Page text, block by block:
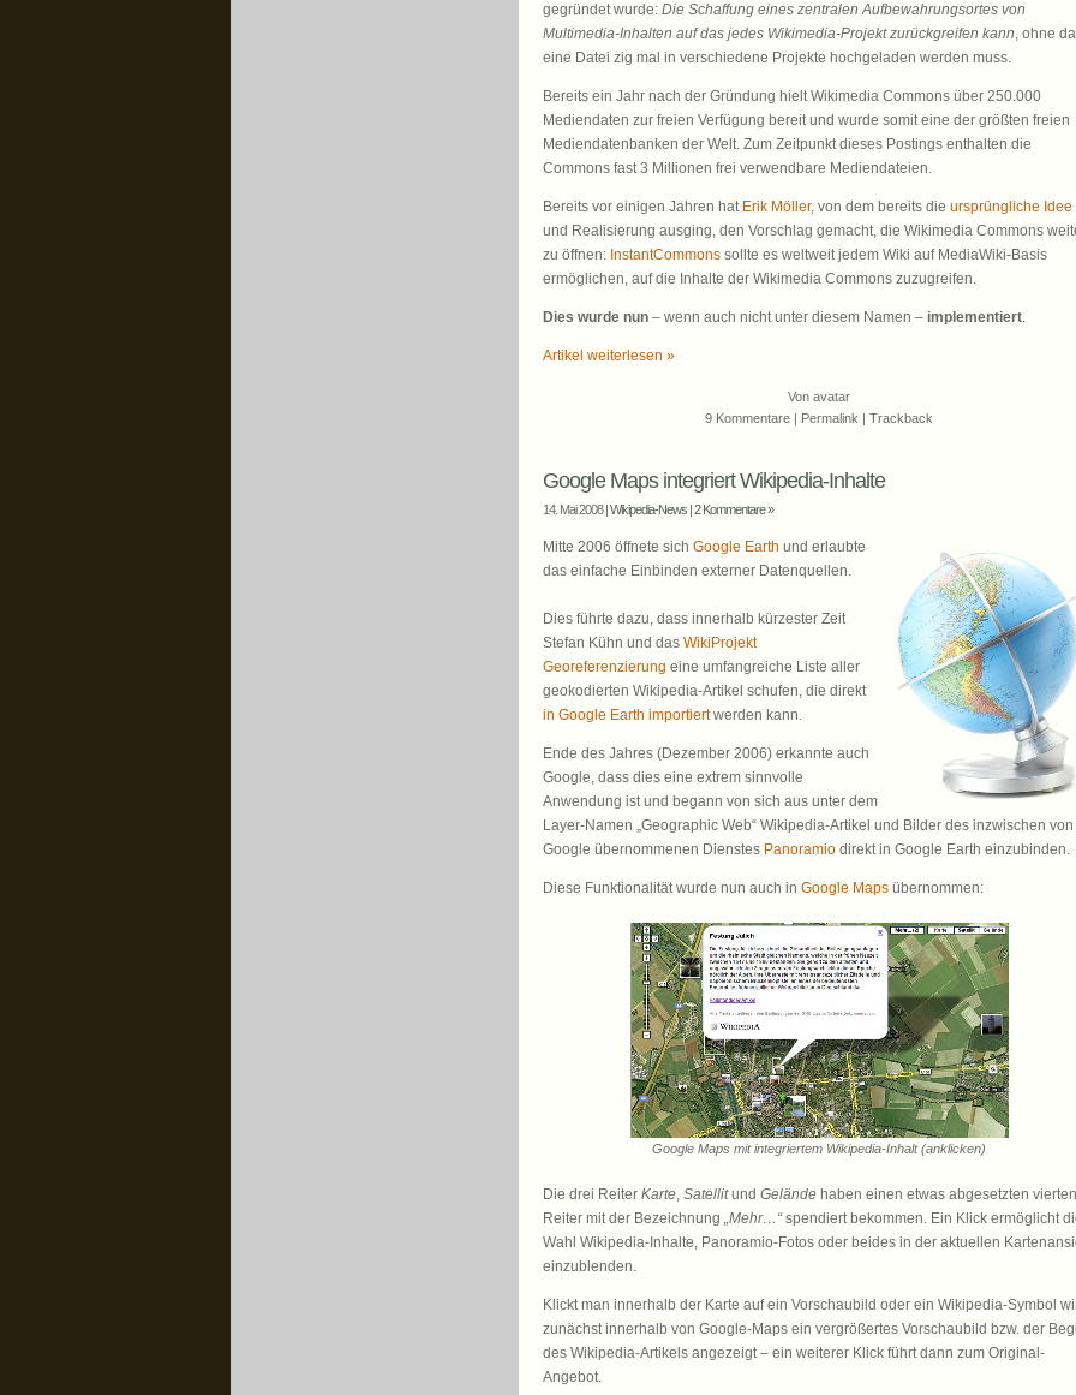
gegründet wurde: Die Schaffung eines zentralen Aufbewahrungsortes von
Multimedia-Inhalten auf das jedes Wikimedia-Projekt zurückgreifen kann, ohne
eine Datei zig mal in verschiedene Projekte hochgeladen werden muss.
Bereits ein Jahr nach der Gründung hielt Wikimedia Commons über 250.000
Mediendaten zur freien Verfügung bereit und wurde somit eine der größten freien
Mediendatenbanken der Welt. Zum Zeitpunkt dieses Postings enthalten die
Commons fast 3 Millionen frei verwendbare Mediendateien.
Bereits vor einigen Jahren hat Erik Möller, von dem bereits die ursprüngliche Idee
und Realisierung ausging, den Vorschlag gemacht, die Wikimedia Commons
zu öffnen: InstantCommons sollte es weltweit jedem Wiki auf MediaWiki-Basis
ermöglichen, auf die Inhalte der Wikimedia Commons zuzugreifen.
Dies wurde nun – wenn auch nicht unter diesem Namen – implementiert.
Artikel weiterlesen »
Von avatar
9 Kommentare | Permalink | Trackback
Google Maps integriert Wikipedia-Inhalte
14. Mai 2008 |Wikipedia-News |2 Kommentare »
Mitte 2006 öffnete sich Google Earth und erlaubte
das einfache Einbinden externer Datenquellen.
Dies führte dazu, dass innerhalb kürzester Zeit
Stefan Kühn und das WikiProjekt
Georeferenzierung eine umfangreiche Liste aller
geokodierten Wikipedia-Artikel schufen, die direkt
in Google Earth importiertwerden kann.
Ende des Jahres (Dezember 2006) erkannte auch
Google, dass dies eine extrem sinnvolle
Anwendung ist und begann von sich aus unter dem
Layer-Namen „Geographic Web“ Wikipedia-Artikel und Bilder des inzwischen von
Google übernommenen Dienstes Panoramio direkt in Google Earth einzubinden.
Diese Funktionalität wurde nun auch in Google Maps übernommen:
Google Maps mit integriertem Wikipedia-Inhalt (anklicken)
Die drei Reiter Karte, Satellitund Gelände haben einen etwas abgesetzten vierten
Reiter mit der Bezeichnung „Mehr…“spendiert bekommen. Ein Klick ermöglicht
Wahl Wikipedia-Inhalte, Panoramio-Fotos oder beides in der aktuellen
einzublenden.
Klickt man innerhalb der Karte auf ein Vorschaubild oder ein Wikipedia-Symbol
zunächst innerhalb von Google-Maps ein vergrößertes Vorschaubild bzw. der
des Wikipedia-Artikels angezeigt – ein weiterer Klick führt dann zum Original-
Angebot.